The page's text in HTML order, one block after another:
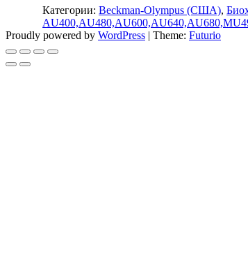
Категории:Beckman-Olympus (США),
Proudly powered by WordPress | Theme: Futurio